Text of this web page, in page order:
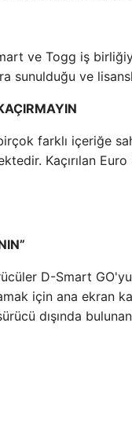
ve Togg iş
sunulduğu ve
farklı içeriğe
Kaçırılan
D-Smart
için ana ekran
dışında